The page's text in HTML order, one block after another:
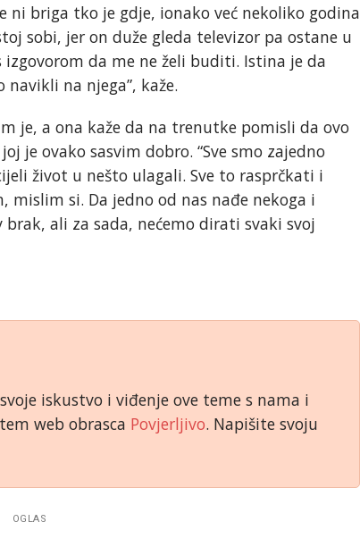
ni briga tko je gdje, ionako već nekoliko godina
sobi, jer on duže gleda televizor pa ostane u
da me ne želi buditi. Istina je da
na njega”, kaže.
je, a ona kaže da na trenutke pomisli da ovo
je ovako sasvim dobro. “Sve smo zajedno
život u nešto ulagali. Sve to rasprčkati i
mislim si. Da jedno od nas nađe nekoga i
ali za sada, nećemo dirati svaki svoj
iskustvo i viđenje ove teme s nama i
web obrasca Povjerljivo. Napišite svoju
OGLAS